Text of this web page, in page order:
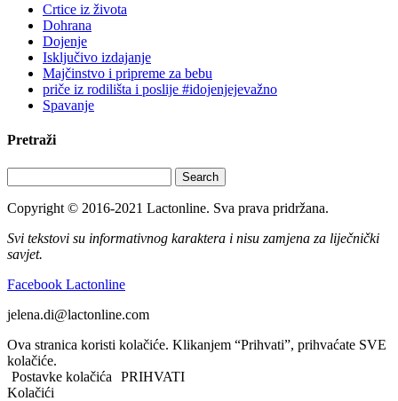
Crtice iz života
Dohrana
Dojenje
Isključivo izdajanje
Majčinstvo i pripreme za bebu
priče iz rodilišta i poslije #idojenjejevažno
Spavanje
Pretraži
Search
Copyright © 2016-2021 Lactonline. Sva prava pridržana.
Svi tekstovi su informativnog karaktera i nisu zamjena za liječnički
savjet.
Facebook Lactonline
jelena.di@lactonline.com
Ova stranica koristi kolačiće. Klikanjem “Prihvati”, prihvaćate SVE
kolačiće.
Postavke kolačića
PRIHVATI
Kolačići